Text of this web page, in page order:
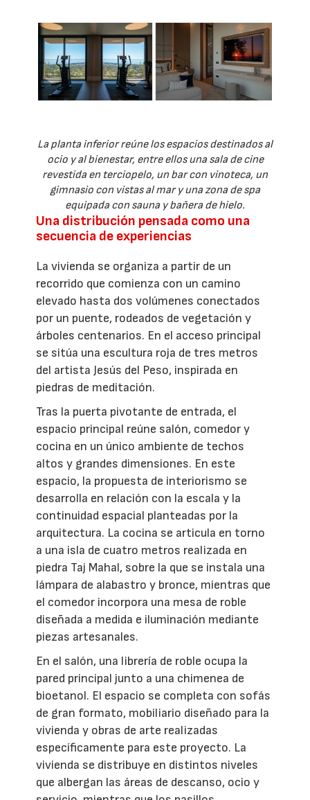
La planta inferior reúne los espacios destinados al
ocio y al bienestar, entre ellos una sala de cine
revestida en terciopelo, un bar con vinoteca, un
gimnasio con vistas al mar y una zona de spa
equipada con sauna y bañera de hielo.
Una distribución pensada como una
secuencia de experiencias
La vivienda se organiza a partir de un
recorrido que comienza con un camino
elevado hasta dos volúmenes conectados
por un puente, rodeados de vegetación y
árboles centenarios. En el acceso principal
se sitúa una escultura roja de tres metros
del artista Jesús del Peso, inspirada en
piedras de meditación.
Tras la puerta pivotante de entrada, el
espacio principal reúne salón, comedor y
cocina en un único ambiente de techos
altos y grandes dimensiones. En este
espacio, la propuesta de interiorismo se
desarrolla en relación con la escala y la
continuidad espacial planteadas por la
arquitectura. La cocina se articula en torno
a una isla de cuatro metros realizada en
piedra Taj Mahal, sobre la que se instala una
lámpara de alabastro y bronce, mientras que
el comedor incorpora una mesa de roble
diseñada a medida e iluminación mediante
piezas artesanales.
En el salón, una librería de roble ocupa la
pared principal junto a una chimenea de
bioetanol. El espacio se completa con sofás
de gran formato, mobiliario diseñado para la
vivienda y obras de arte realizadas
específicamente para este proyecto. La
vivienda se distribuye en distintos niveles
que albergan las áreas de descanso, ocio y